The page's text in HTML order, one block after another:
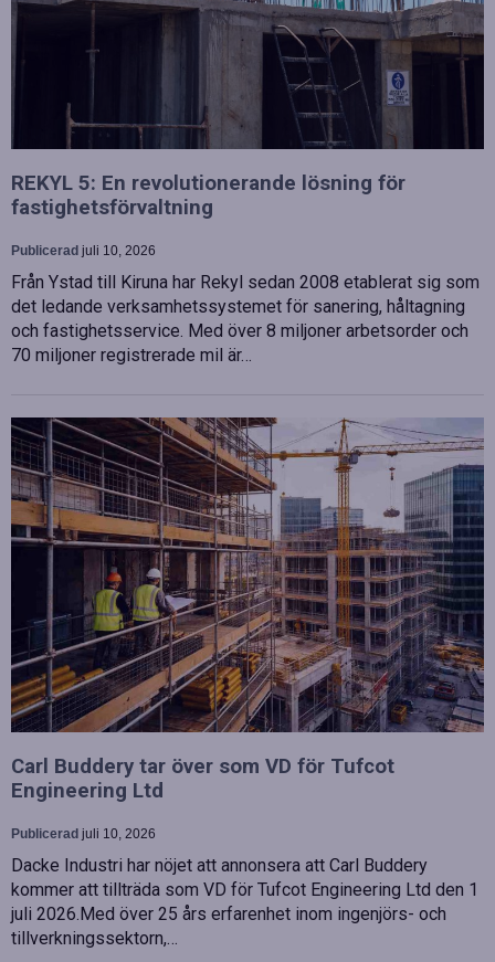
REKYL 5: En revolutionerande lösning för
fastighetsförvaltning
Publicerad juli 10, 2026
Från Ystad till Kiruna har Rekyl sedan 2008 etablerat sig som
det ledande verksamhetssystemet för sanering, håltagning
och fastighetsservice. Med över 8 miljoner arbetsorder och
70 miljoner registrerade mil är…
Carl Buddery tar över som VD för Tufcot
Engineering Ltd
Publicerad juli 10, 2026
Dacke Industri har nöjet att annonsera att Carl Buddery
kommer att tillträda som VD för Tufcot Engineering Ltd den 1
juli 2026.Med över 25 års erfarenhet inom ingenjörs- och
tillverkningssektorn,…